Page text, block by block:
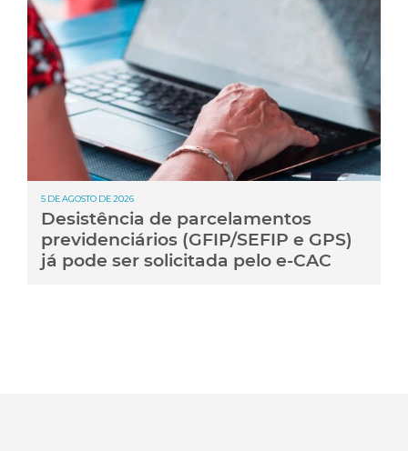
5 DE AGOSTO DE 2026
Desistência de parcelamentos
previdenciários (GFIP/SEFIP e GPS)
já pode ser solicitada pelo e-CAC